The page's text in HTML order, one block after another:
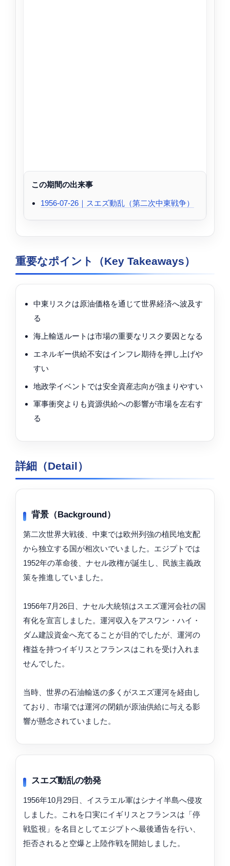
この期間の出来事
1956-07-26｜スエズ動乱（第二次中東戦争）
重要なポイント（Key Takeaways）
中東リスクは原油価格を通じて世界経済へ波及す
る
海上輸送ルートは市場の重要なリスク要因となる
エネルギー供給不安はインフレ期待を押し上げや
すい
地政学イベントでは安全資産志向が強まりやすい
軍事衝突よりも資源供給への影響が市場を左右す
る
詳細（Detail）
背景（Background）
第二次世界大戦後、中東では欧州列強の植民地支配
から独立する国が相次いでいました。エジプトでは
1952年の革命後、ナセル政権が誕生し、民族主義政
策を推進していました。
1956年7月26日、ナセル大統領はスエズ運河会社の国
有化を宣言しました。運河収入をアスワン・ハイ・
ダム建設資金へ充てることが目的でしたが、運河の
権益を持つイギリスとフランスはこれを受け入れま
せんでした。
当時、世界の石油輸送の多くがスエズ運河を経由し
ており、市場では運河の閉鎖が原油供給に与える影
響が懸念されていました。
スエズ動乱の勃発
1956年10月29日、イスラエル軍はシナイ半島へ侵攻
しました。これを口実にイギリスとフランスは「停
戦監視」を名目としてエジプトへ最後通告を行い、
拒否されると空爆と上陸作戦を開始しました。